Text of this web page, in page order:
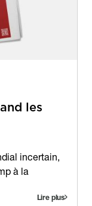
les
incertain,
à la
Lire plus